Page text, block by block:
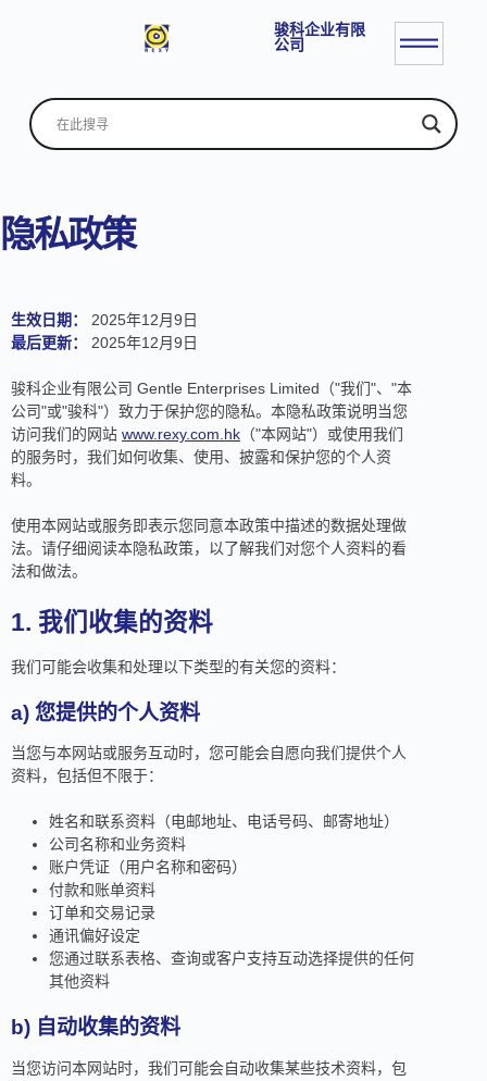
骏科企业有限
公司
隐私政策
生效日期：
2025年12月9日
最后更新：
2025年12月9日
骏科企业有限公司 Gentle Enterprises Limited（"我们"、"本
公司"或"骏科"）致力于保护您的隐私。本隐私政策说明当您
访问我们的网站 www.rexy.com.hk （"本网站"）或使用我们
的服务时，我们如何收集、使用、披露和保护您的个人资
料。
使用本网站或服务即表示您同意本政策中描述的数据处理做
法。请仔细阅读本隐私政策，以了解我们对您个人资料的看
法和做法。
1. 我们收集的资料
我们可能会收集和处理以下类型的有关您的资料：
a) 您提供的个人资料
当您与本网站或服务互动时，您可能会自愿向我们提供个人
资料，包括但不限于：
姓名和联系资料（电邮地址、电话号码、邮寄地址）
公司名称和业务资料
账户凭证（用户名称和密码）
付款和账单资料
订单和交易记录
通讯偏好设定
您通过联系表格、查询或客户支持互动选择提供的任何
其他资料
b) 自动收集的资料
当您访问本网站时，我们可能会自动收集某些技术资料，包